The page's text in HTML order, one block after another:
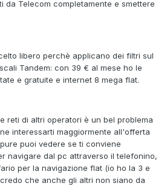
da Telecom completamente e smettere
libero perchè applicano dei filtri sul
Tandem: con 39 € al mese ho le
e gratuite e internet 8 mega flat.
reti di altri operatori è un bel problema
interessarti maggiormente all'offerta
puoi vedere se ti conviene
navigare dal pc attraverso il telefonino,
per la navigazione flat (io ho la 3 e
che anche gli altri non siano da